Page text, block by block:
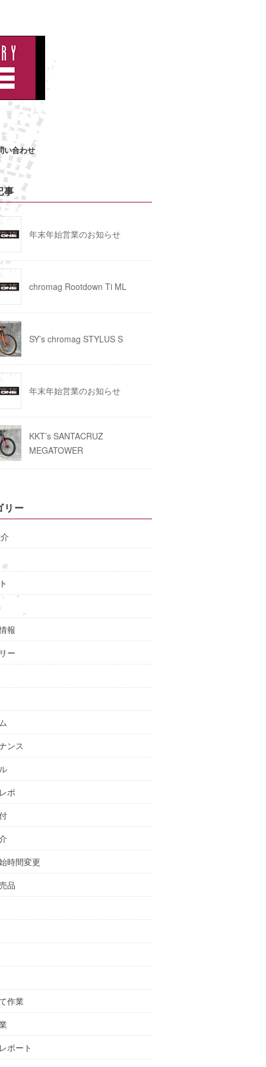
い合わせ
事
年末年始営業のお知らせ
chromag Rootdown Ti ML
SY’s chromag STYLUS S
年末年始営業のお知らせ
KKT’s SANTACRUZ
MEGATOWER
リー
報
ー
ンス
ポ
時間変更
品
作業
ポート